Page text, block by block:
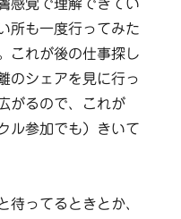
感覚で理解できてい
所も一度行ってみた
これが後の仕事探し
のシェアを見に行っ
がるので、これが
ル参加でも）きいて
待ってるときとか、